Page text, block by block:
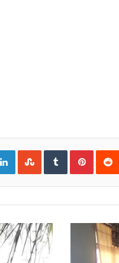
LinkedInStumbleUpon
Tumblr